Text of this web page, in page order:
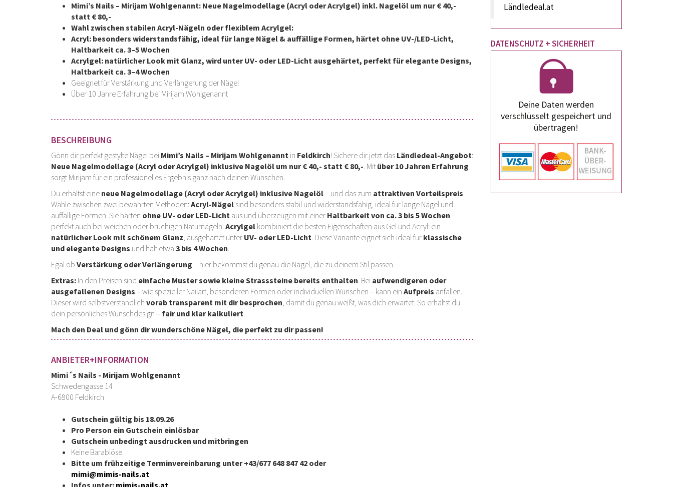
Mimi’s Nails – Mirijam Wohlgenannt: Neue Nagelmodellage (Acryl oder Acrylgel) inkl. Nagelöl um nur € 40,-
statt € 80,-
Wahl zwischen stabilen Acryl-Nägeln oder flexiblem Acrylgel:
Acryl: besonders widerstandsfähig, ideal für lange Nägel & auffällige Formen, härtet ohne UV-/LED-Licht,
Haltbarkeit ca. 3–5 Wochen
Acrylgel: natürlicher Look mit Glanz, wird unter UV- oder LED-Licht ausgehärtet, perfekt für elegante Designs,
Haltbarkeit ca. 3–4 Wochen
Geeignet für Verstärkung und Verlängerung der Nägel
Über 10 Jahre Erfahrung bei Mirijam Wohlgenannt
BESCHREIBUNG
Gönn dir perfekt gestylte Nägel bei Mimi’s Nails – Mirijam Wohlgenannt in Feldkirch! Sichere dir jetzt das Ländledeal-Angebot:
Neue Nagelmodellage (Acryl oder Acrylgel) inklusive Nagelöl um nur € 40,- statt € 80,-. Mit über 10 Jahren Erfahrung
sorgt Mirijam für ein professionelles Ergebnis ganz nach deinen Wünschen.
Du erhältst eine neue Nagelmodellage (Acryl oder Acrylgel) inklusive Nagelöl– und das zum attraktiven Vorteilspreis.
Wähle zwischen zwei bewährten Methoden:Acryl-Nägel sind besonders stabil und widerstandsfähig, ideal für lange Nägel und
auffällige Formen. Sie härten ohne UV- oder LED-Licht aus und überzeugen mit einer Haltbarkeit von ca. 3 bis 5 Wochen –
perfekt auch bei weichen oder brüchigen Naturnägeln.Acrylgel kombiniert die besten Eigenschaften aus Gel und Acryl: ein
natürlicher Look mit schönem Glanz, ausgehärtet unter UV- oder LED-Licht. Diese Variante eignet sich ideal für klassische
und elegante Designs und hält etwa 3 bis 4 Wochen.
Egal ob Verstärkung oder Verlängerung – hier bekommst du genau die Nägel, die zu deinem Stil passen.
Extras: In den Preisen sind einfache Muster sowie kleine Strasssteine bereits enthalten. Bei aufwendigeren oder
ausgefallenen Designs – wie spezieller Nailart, besonderen Formen oder individuellen Wünschen – kann ein Aufpreis anfallen.
Dieser wird selbstverständlich vorab transparent mit dir besprochen, damit du genau weißt, was dich erwartet. So erhältst du
dein persönliches Wunschdesign – fair und klar kalkuliert.
Mach den Deal und gönn dir wunderschöne Nägel, die perfekt zu dir passen!
ANBIETER+INFORMATION
Mimi´s Nails - Mirijam Wohlgenannt
Schwedengasse 14
A-6800 Feldkirch
Gutschein gültig bis 18.09.26
Pro Person ein Gutschein einlösbar
Gutschein unbedingt ausdrucken und mitbringen
Keine Barablöse
Bitte um frühzeitige Terminvereinbarung unter +43/677 648 847 42 oder
mimi@mimis-nails.at
Ländledeal.at
DATENSCHUTZ + SICHERHEIT
Deine Daten werden
verschlüsselt gespeichert und
übertragen!